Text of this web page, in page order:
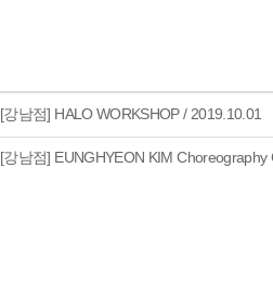
[강남점] HALO WORKSHOP / 2019.10.01
[강남점] EUNGHYEON KIM Choreography